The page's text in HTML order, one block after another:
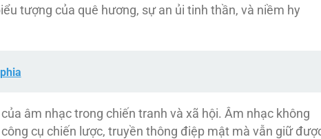
tượng của quê hương, sự an ủi tinh thần, và niềm hy
âm nhạc trong chiến tranh và xã hội. Âm nhạc không
cụ chiến lược, truyền thông điệp mật mà vẫn giữ